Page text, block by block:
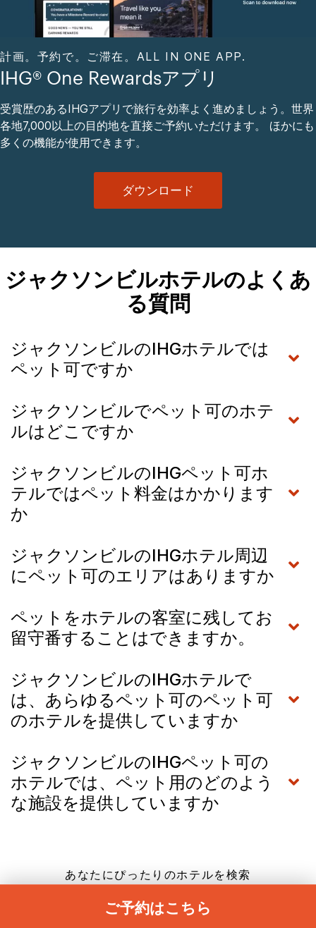
ご予約はこちら
計画。予約で。ご滞在。ALL IN ONE APP.
IHG® One Rewardsアプリ
受賞歴のあるIHGアプリで旅行を効率よく進めましょう。世界
各地7,000以上の目的地を直接ご予約いただけます。 ほかにも
多くの機能が使用できます。
ダウンロード
ジャクソンビルホテルのよくあ
る質問
ジャクソンビルのIHGホテルでは
ペット可ですか
ジャクソンビルでペット可のホテ
ルはどこですか
ジャクソンビルのIHGペット可ホ
テルではペット料金はかかります
か
ジャクソンビルのIHGホテル周辺
にペット可のエリアはありますか
ペットをホテルの客室に残してお
留守番することはできますか。
ジャクソンビルのIHGホテルで
は、あらゆるペット可のペット可
のホテルを提供していますか
ジャクソンビルのIHGペット可の
ホテルでは、ペット用のどのよう
な施設を提供していますか
あなたにぴったりのホテルを検索